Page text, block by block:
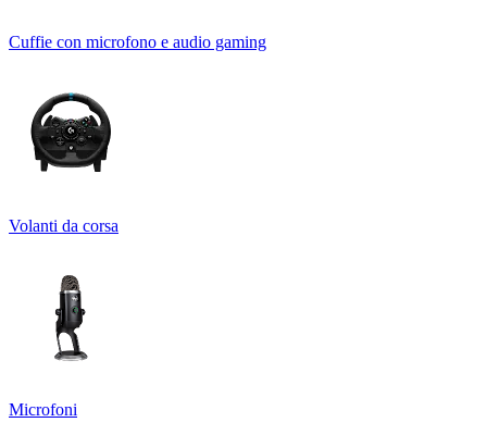
Cuffie con microfono e audio gaming
Volanti da corsa
Microfoni